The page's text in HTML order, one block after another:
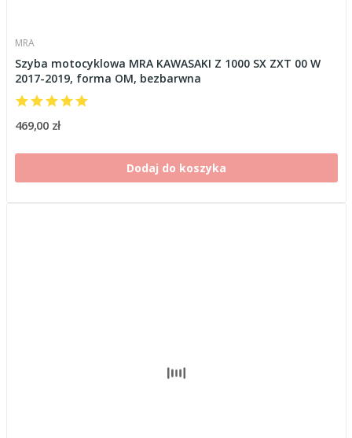
MRA
Szyba motocyklowa MRA KAWASAKI Z 1000 SX ZXT 00 W
2017-2019, forma OM, bezbarwna
469,00 zł
Dodaj do koszyka